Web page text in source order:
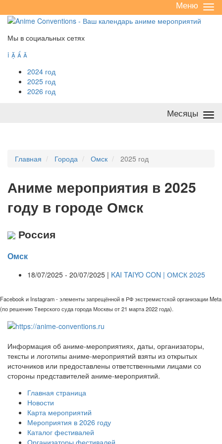
/
Меню
Мы в социальных сетях
   
2024 год
2025 год
2026 год
Месяцы
Главная Города Омск 2025 год
Аниме мероприятия в 2025
году в городе Омск
Россия
Омск
18/07/2025 - 20/07/2025 | KAI TAIYO CON | ОМСК 2025
Facebook и Instagram - элементы запрещённой в РФ экстремистской организации Meta
(по решению Тверского суда города Москвы от 21 марта 2022 года).
Информация об аниме-мероприятиях, даты, организаторы,
тексты и логотипы аниме-мероприятий взяты из открытых
источников или предоставлены ответственными лицами со
стороны представителей аниме-мероприятий.
Главная страница
Новости
Карта мероприятий
Мероприятия в 2026 году
Каталог фестивалей